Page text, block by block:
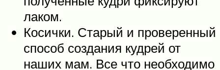
лаком.
Косички. Старый и проверенный
способ создания кудрей от
наших мам. Все что необходимо